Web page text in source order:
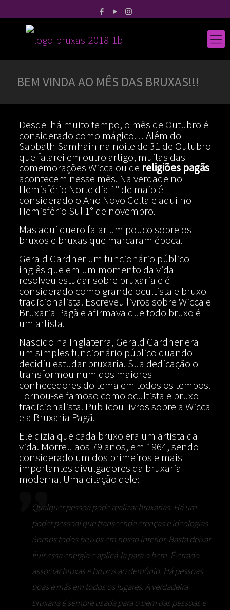
BEM VINDA AO MÊS DAS BRUXAS!!!
Desde há muito tempo, o mês de Outubro é
considerado como mágico… Além do
Sabbath Samhain na noite de 31 de Outubro
que falarei em outro artigo, muitas das
comemorações Wicca ou de religiões pagãs
acontecem nesse mês. Na verdade no
Hemisfério Norte dia 1° de maio é
considerado o Ano Novo Celta e aqui no
Hemisfério Sul 1° de novembro.
Mas aqui quero falar um pouco sobre os
bruxos e bruxas que marcaram época.
Gerald Gardner um funcionário público
inglês que em um momento da vida
resolveu estudar sobre bruxaria e é
considerado como grande ocultista e bruxo
tradicionalista. Escreveu livros sobre Wicca e
Bruxaria Pagã e afirmava que todo bruxo é
um artista.
Nascido na Inglaterra, Gerald Gardner era
um simples funcionário público quando
decidiu estudar bruxaria. Sua dedicação o
transformou num dos maiores
conhecedores do tema em todos os tempos.
Tornou-se famoso como ocultista e bruxo
tradicionalista. Publicou livros sobre a Wicca
e a Bruxaria Pagã.
Ele dizia que cada bruxo era um artista da
vida. Morreu aos 79 anos, em 1964, sendo
considerado um dos primeiros e mais
importantes divulgadores da bruxaria
moderna. Uma citação dele:
Qualquer pessoa pode realizar bruxarias. Há um
poder pessoal que transcende crenças e ideologias.
Somos todos bruxos em nosso interior. Basta deixar
fluir essa energia e aplicá-la para o bem. É errado
associar bruxas e bruxos ao demônio. Há pessoas
boas e más em todos os lugares. A verdadeira
bruxaria é sempre usada para o bem das pessoas e